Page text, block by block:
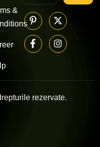
&
rezervate.